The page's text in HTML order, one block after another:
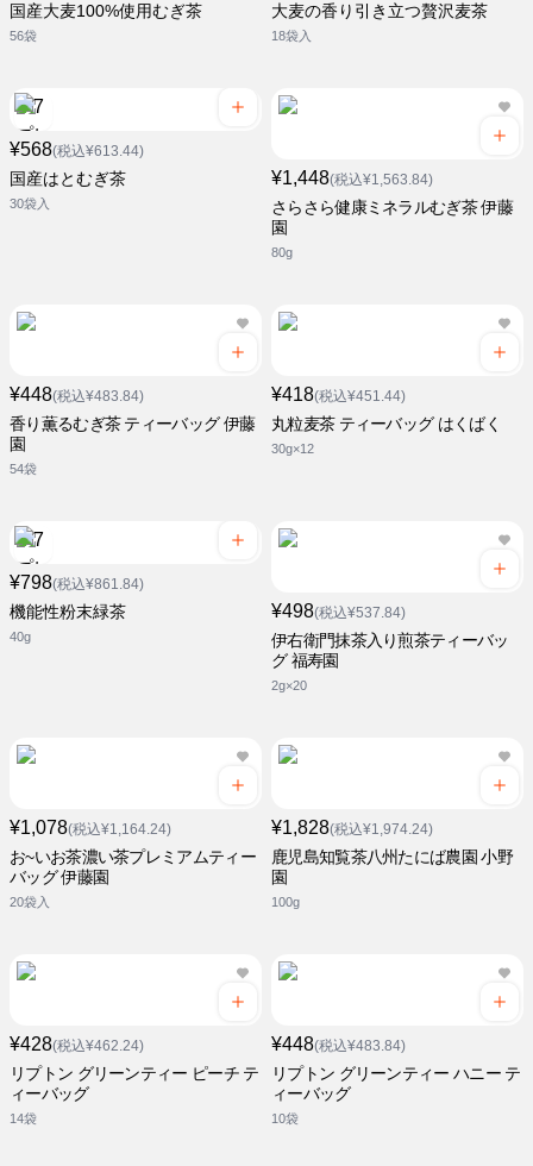
国産大麦100%使用むぎ茶
56袋
大麦の香り引き立つ贅沢麦茶
18袋入
¥568(税込¥613.44)
国産はとむぎ茶
30袋入
¥1,448(税込¥1,563.84)
さらさら健康ミネラルむぎ茶 伊藤
園
80g
¥448(税込¥483.84)
香り薫るむぎ茶 ティーバッグ 伊藤
園
54袋
¥418(税込¥451.44)
丸粒麦茶 ティーバッグ はくばく
30g×12
¥798(税込¥861.84)
機能性粉末緑茶
40g
¥498(税込¥537.84)
伊右衛門抹茶入り煎茶ティーバッ
グ 福寿園
2g×20
¥1,078(税込¥1,164.24)
お~いお茶濃い茶プレミアムティー
バッグ 伊藤園
20袋入
¥1,828(税込¥1,974.24)
鹿児島知覧茶八州たにば農園 小野
園
100g
¥428(税込¥462.24)
リプトン グリーンティー ピーチ テ
ィーバッグ
14袋
¥448(税込¥483.84)
リプトン グリーンティー ハニー テ
ィーバッグ
10袋